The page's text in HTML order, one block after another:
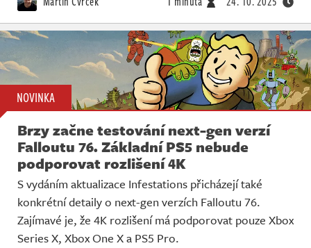
NOVINKA
Brzy začne testování next-gen verzí
Falloutu 76. Základní PS5 nebude
podporovat rozlišení 4K
S vydáním aktualizace Infestations přicházejí také
konkrétní detaily o next-gen verzích Falloutu 76.
Zajímavé je, že 4K rozlišení má podporovat pouze Xbox
Series X, Xbox One X a PS5 Pro.